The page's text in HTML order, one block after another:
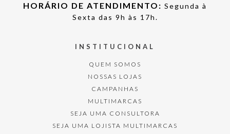
HORÁRIO DE ATENDIMENTO: Segunda à
Sexta das 9h às 17h.
INSTITUCIONAL
QUEM SOMOS
NOSSAS LOJAS
CAMPANHAS
MULTIMARCAS
SEJA UMA CONSULTORA
SEJA UMA LOJISTA MULTIMARCAS